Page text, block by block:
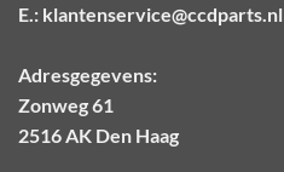
E.: klantenservice@ccdparts.nl
Adresgegevens:
Zonweg 61
2516 AK Den Haag